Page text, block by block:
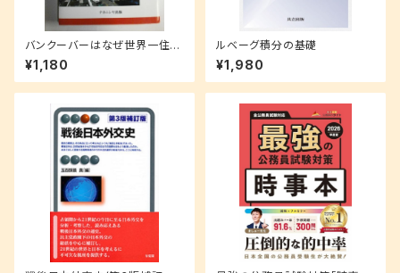
バンクーバーはなぜ世界一住み
やすい都市なのか (叢書・地球
発見)
¥1,180
ルベーグ積分の基礎
¥1,980